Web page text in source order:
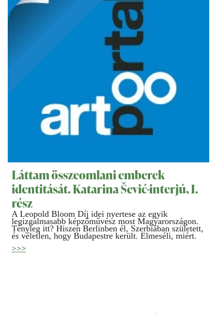
Láttam összeomlani emberek
identitását. Katarina Šević-interjú, I.
rész
A Leopold Bloom Díj idei nyertese az egyik
legizgalmasabb képzőművész most Magyarországon.
Tényleg itt? Hiszen Berlinben él, Szerbiában született,
és véletlen, hogy Budapestre került. Elmeséli, miért.
>>>